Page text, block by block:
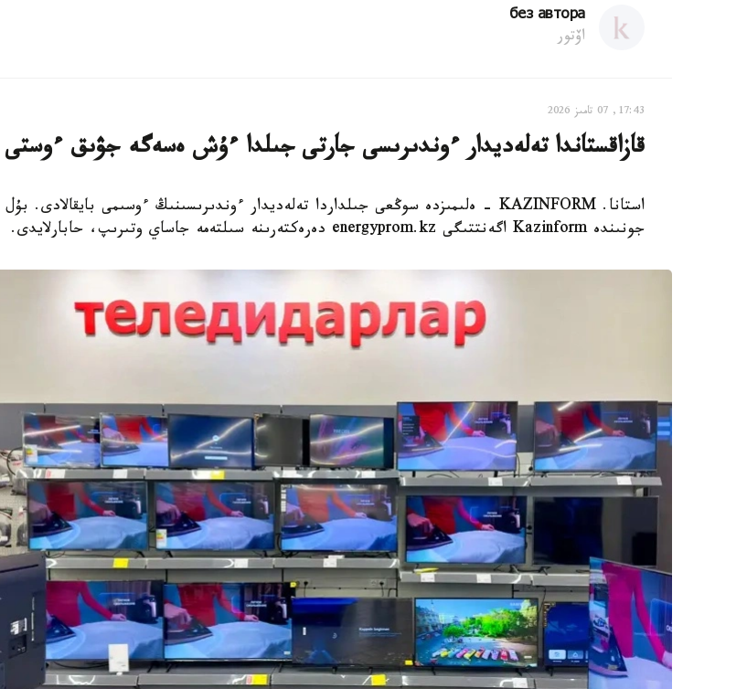
без автора
اۆتور
17:43, 07 تامىز 2026
قازاقستاندا تەلەديدار ءوندىرىسى جارتى جىلدا ءۇش ەسەگە جۋىق ءوستى
استانا. KAZINFORM - ەلىمىزدە سوڭعى جىلداردا تەلەديدار ءوندىرىسىنىڭ ءوسىمى بايقالادى. بۇل
جونىندە Kazinform اگەنتتىگى energyprom.kz دەرەكتەرىنە سىلتەمە جاساي وتىرىپ، حابارلايدى.